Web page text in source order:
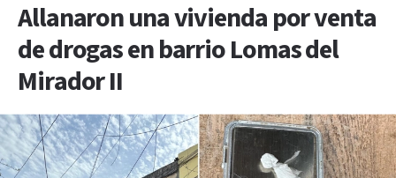
Allanaron una vivienda por venta
de drogas en barrio Lomas del
Mirador II